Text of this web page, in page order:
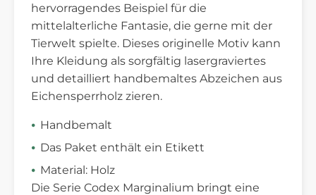
hervorragendes Beispiel für die
mittelalterliche Fantasie, die gerne mit der
Tierwelt spielte. Dieses originelle Motiv kann
Ihre Kleidung als sorgfältig lasergraviertes
und detailliert handbemaltes Abzeichen aus
Eichensperrholz zieren.
Handbemalt
Das Paket enthält ein Etikett
Material: Holz
Die Serie Codex Marginalium bringt eine